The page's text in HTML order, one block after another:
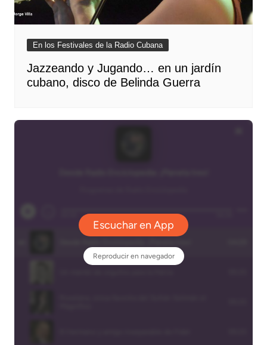
En los Festivales de la Radio Cubana
Jazzeando y Jugando… en un jardín
cubano, disco de Belinda Guerra